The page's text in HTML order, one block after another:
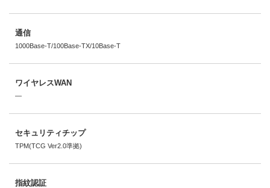
通信
1000Base-T/100Base-TX/10Base-T
ワイヤレスWAN
―
セキュリティチップ
TPM(TCG Ver2.0準拠)
指紋認証